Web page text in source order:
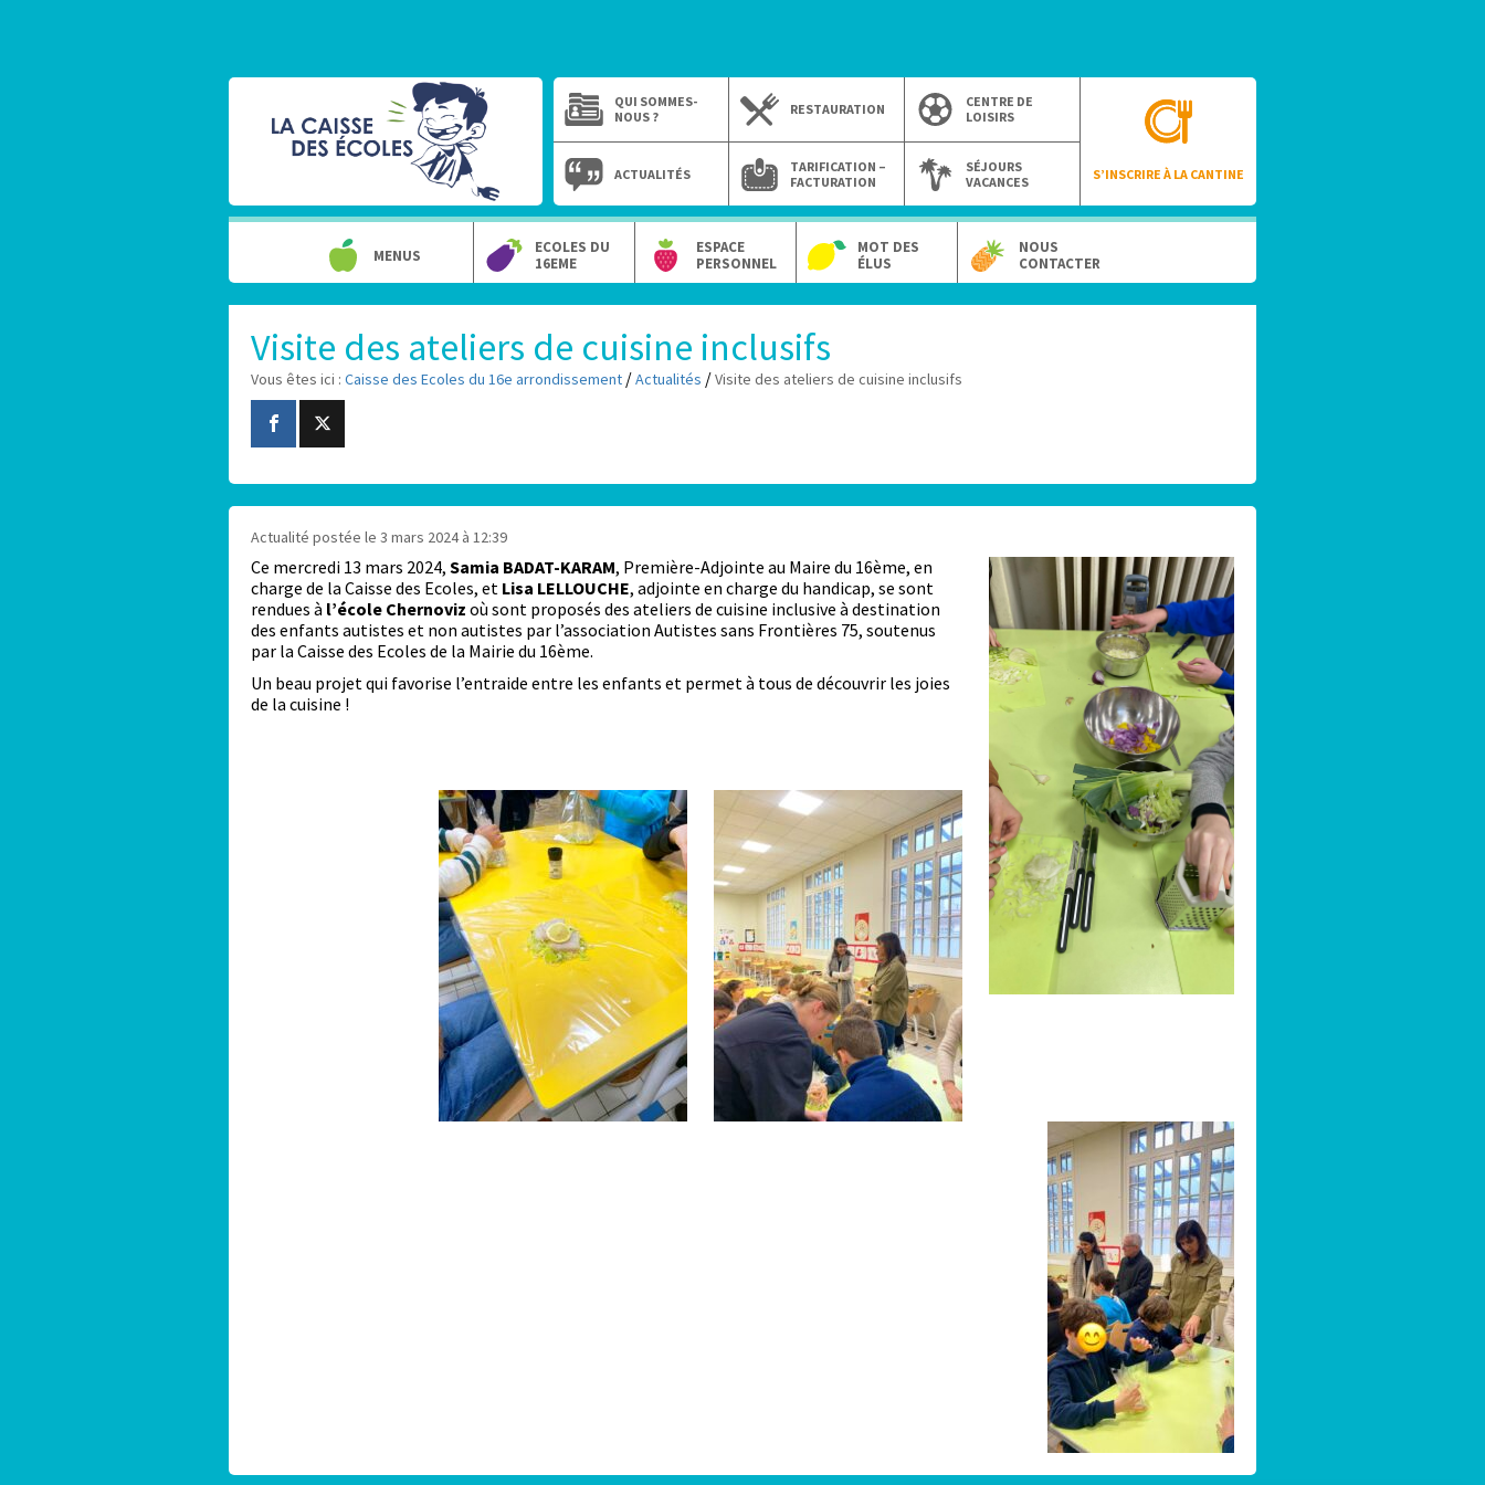
QUI SOMMES-
NOUS ?
RESTAURATION
CENTRE DE
LOISIRS
S’INSCRIRE À LA CANTINE
ACTUALITÉS
TARIFICATION –
FACTURATION
SÉJOURS
VACANCES
MENUS
ECOLES DU
16EME
ESPACE
PERSONNEL
MOT DES
ÉLUS
NOUS
CONTACTER
Visite des ateliers de cuisine inclusifs
Vous êtes ici : Caisse des Ecoles du 16e arrondissement /Actualités /Visite des ateliers de cuisine inclusifs
Actualité postée le 3 mars 2024 à 12:39
Ce mercredi 13 mars 2024, Samia BADAT-KARAM, Première-Adjointe au Maire du 16ème, en
charge de la Caisse des Ecoles, et Lisa LELLOUCHE, adjointe en charge du handicap, se sont
rendues à l’école Chernoviz où sont proposés des ateliers de cuisine inclusive à destination
des enfants autistes et non autistes par l’association Autistes sans Frontières 75, soutenus
par la Caisse des Ecoles de la Mairie du 16ème.
Un beau projet qui favorise l’entraide entre les enfants et permet à tous de découvrir les joies
de la cuisine !